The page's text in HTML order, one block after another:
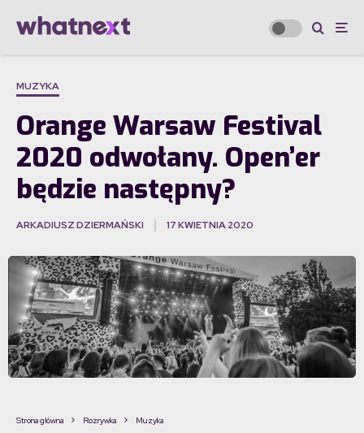
MUZYKA
Orange Warsaw Festival
2020 odwołany. Open’er
będzie następny?
ARKADIUSZ DZIERMAŃSKI 17 KWIETNIA 2020
Strona główna Rozrywka Muzyka